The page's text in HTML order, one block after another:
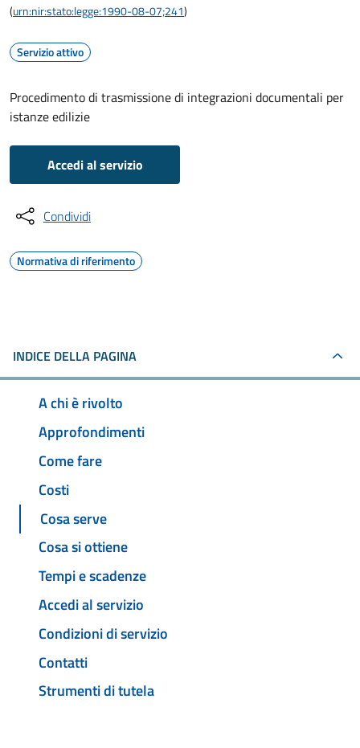
(urn:nir:stato:legge:1990-08-07;241)
Servizio attivo
Procedimento di trasmissione di integrazioni documentali per
istanze edilizie
Accedi al servizio
Condividi
Normativa di riferimento
INDICE DELLA PAGINA
A chi è rivolto
Approfondimenti
Come fare
Costi
Cosa serve
Cosa si ottiene
Tempi e scadenze
Accedi al servizio
Condizioni di servizio
Contatti
Strumenti di tutela